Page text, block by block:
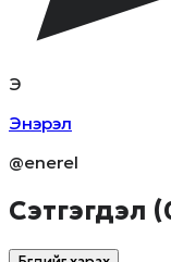
Э
Энэрэл
@enerel
Сэтгэгдэл (